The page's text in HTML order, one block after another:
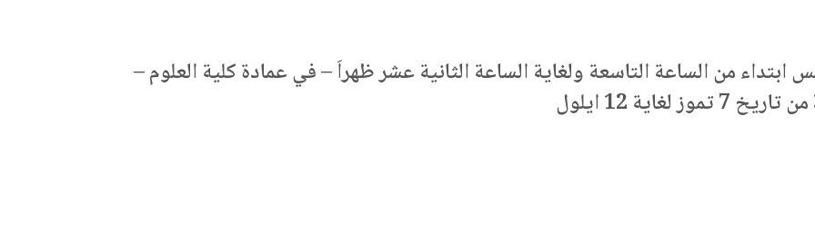
ابتداء من الساعة التاسعة ولغاية الساعة الثانية عشر ظهراَ – في عمادة كلية العلوم –